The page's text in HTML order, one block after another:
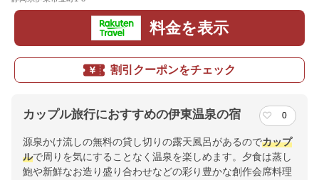
料金を表示
割引クーポンをチェック
カップル旅行におすすめの伊東温泉の宿 0
源泉かけ流しの無料の貸し切りの露天風呂があるのでカップ
ルで周りを気にすることなく温泉を楽しめます。夕食は蒸し
鮑や新鮮なお造り盛り合わせなどの彩り豊かな創作会席料理